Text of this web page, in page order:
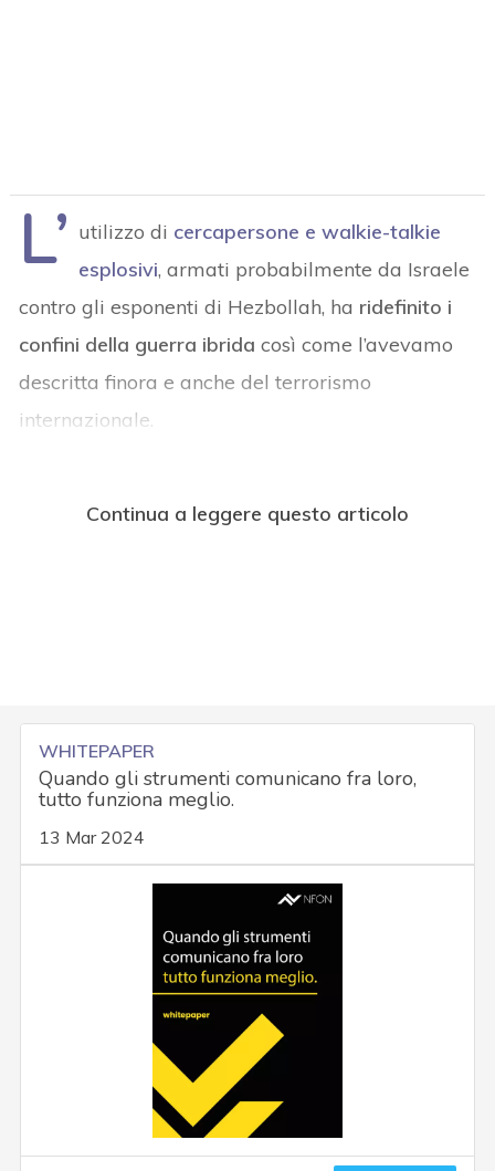
L’ utilizzo di cercapersone e walkie-talkie
esplosivi, armati probabilmente da Israele
contro gli esponenti di Hezbollah, ha ridefinito i
confini della guerra ibrida così come l’avevamo
descritta finora e anche del terrorismo
internazionale.
Continua a leggere questo articolo
WHITEPAPER
Quando gli strumenti comunicano fra loro,
tutto funziona meglio.
13 Mar 2024